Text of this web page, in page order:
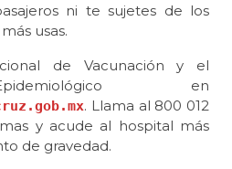
ni te sujetes de los
usas.
de Vacunación y el
en
. Llama al 800 012
y acude al hospital más
de gravedad.